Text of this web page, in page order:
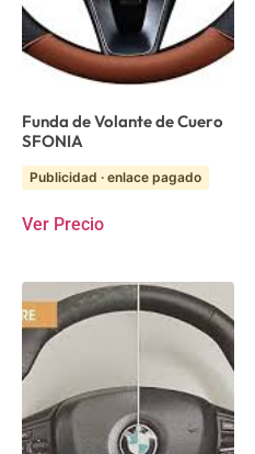
Funda de Volante de Cuero
SFONIA
Publicidad · enlace pagado
Ver Precio